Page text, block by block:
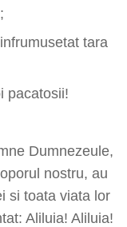
tara
pacatosii!
Dumnezeule,
nostru, au
si toata viata lor
Aliluia! Aliluia!